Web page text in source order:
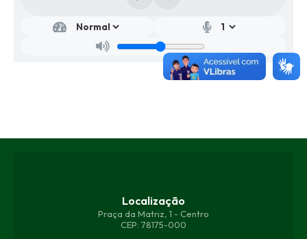
Localização
Praça da Matriz, 1 - Centro
CEP: 78175-000